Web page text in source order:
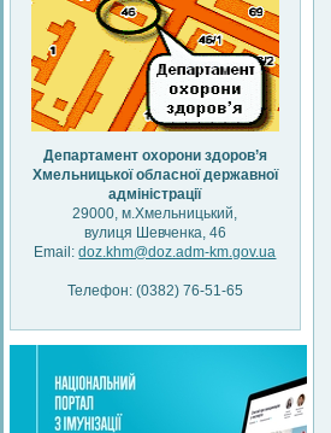
Департамент охорони здоров’я
Хмельницької обласної державної
адміністрації
29000, м.Хмельницький,
вулиця Шевченка, 46
Email:doz.khm@doz.adm-km.gov.ua
Телефон: (0382) 76-51-65